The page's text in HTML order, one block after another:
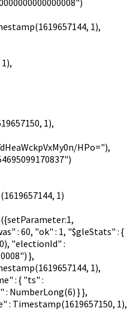
)
(1619657144, 1),
1),
, 1),
HPo="),
)
(1619657144, 1)
: 60, "ok" : 1, "$gleStats" : {
"electionId" :
},
1),
: { "ts" :
: NumberLong(6) } },
: Timestamp(1619657150, 1),